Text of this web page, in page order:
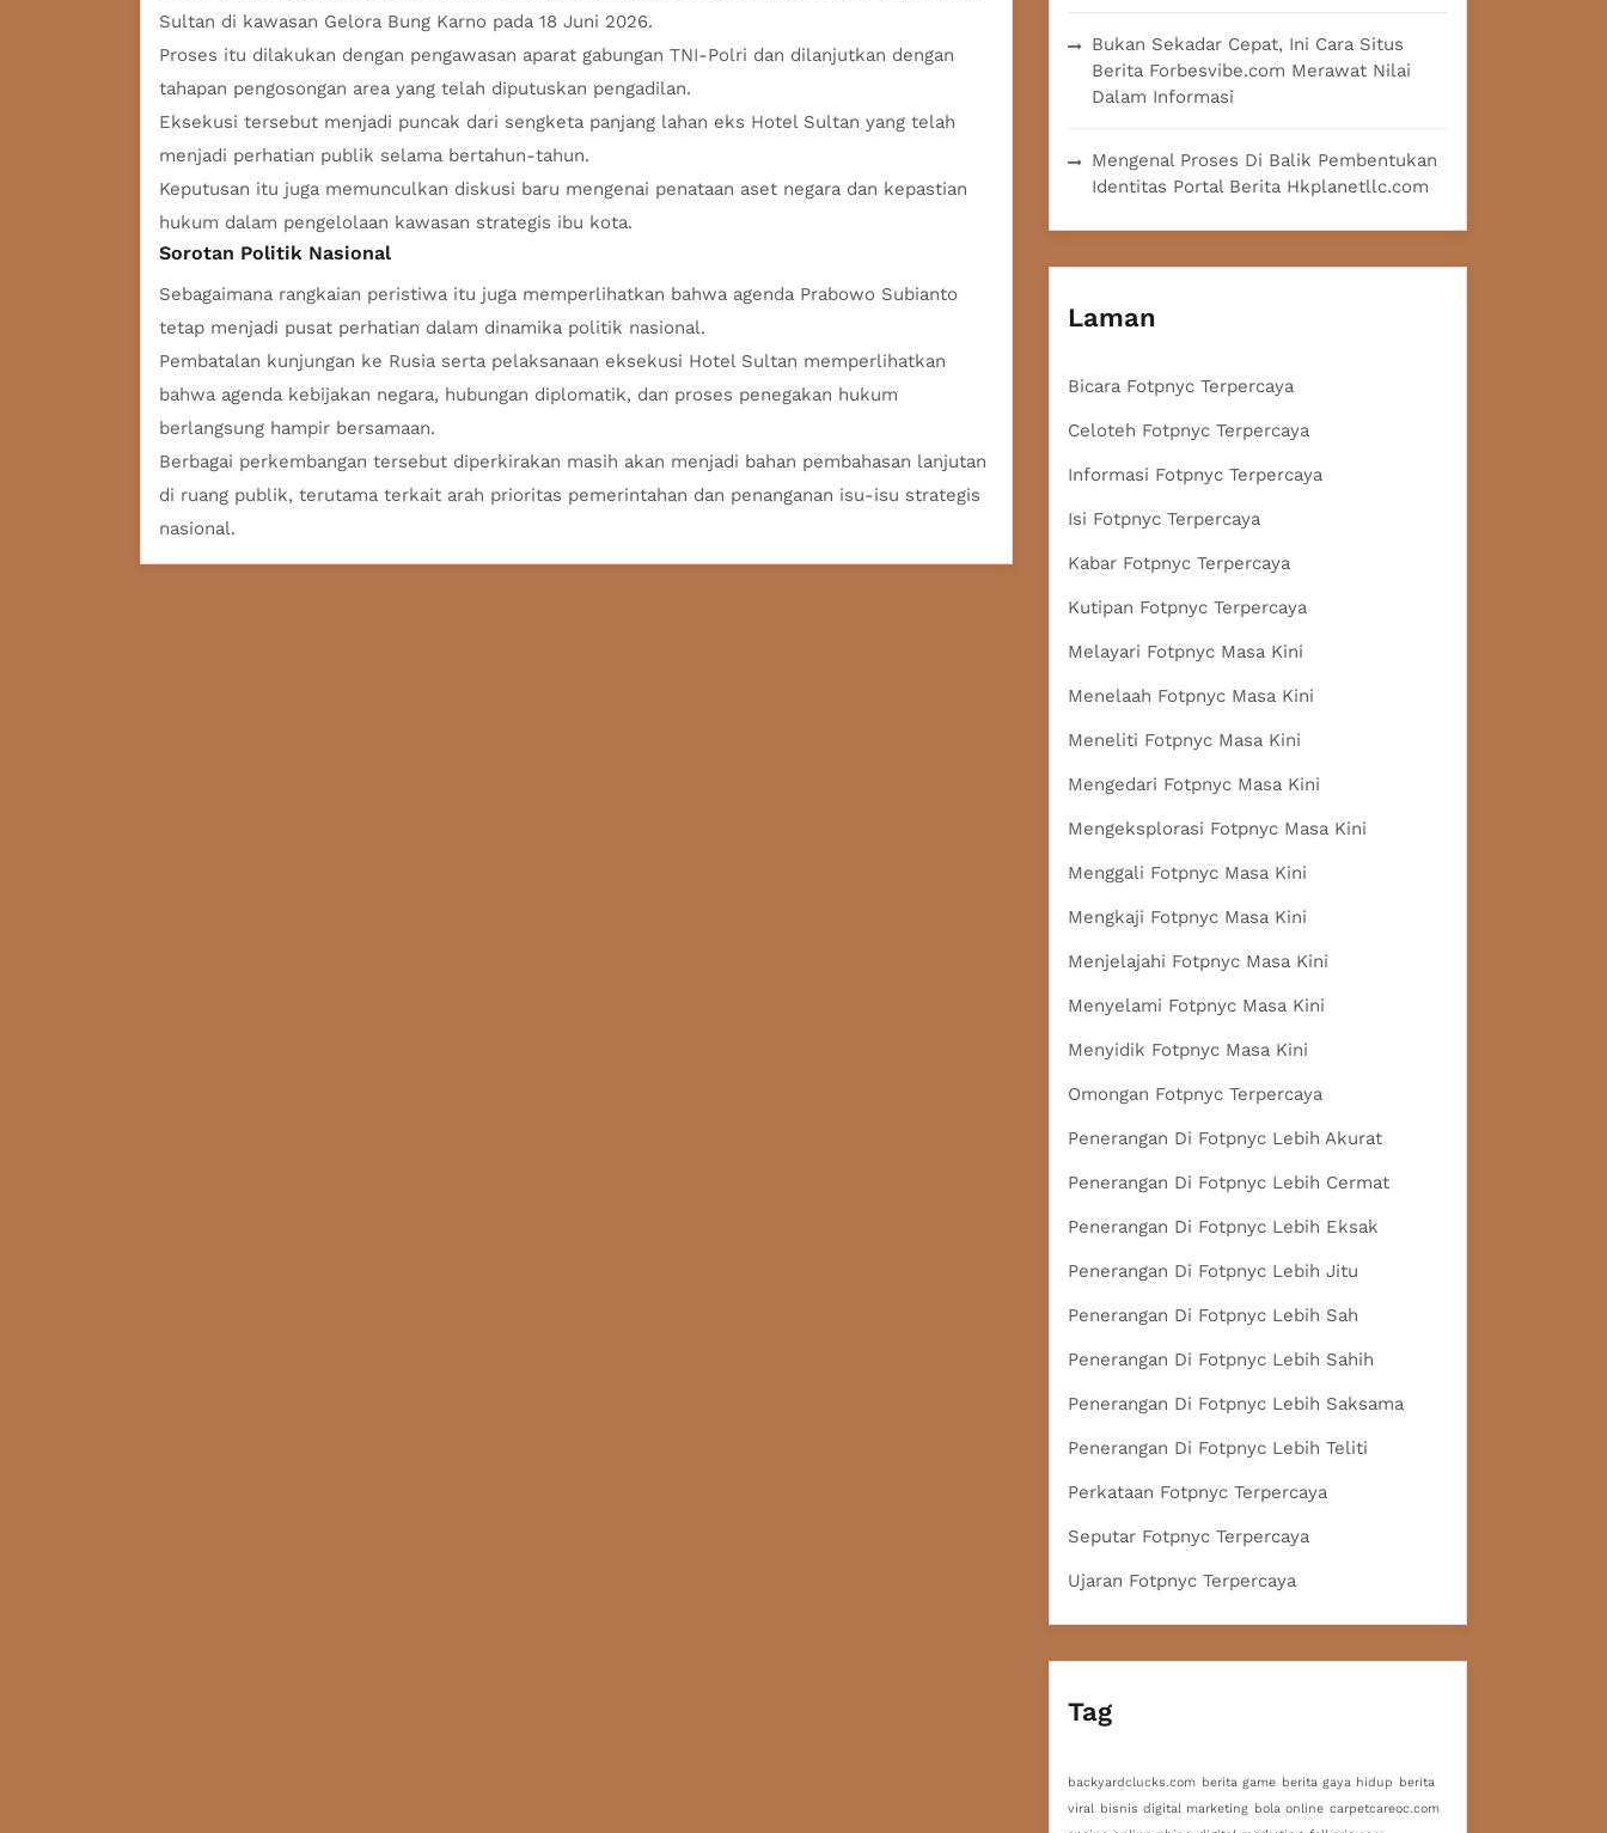
Sultan di kawasan Gelora Bung Karno pada 18 Juni 2026.
Proses itu dilakukan dengan pengawasan aparat gabungan TNI-Polri dan dilanjutkan dengan
tahapan pengosongan area yang telah diputuskan pengadilan.
Eksekusi tersebut menjadi puncak dari sengketa panjang lahan eks Hotel Sultan yang telah
menjadi perhatian publik selama bertahun-tahun.
Keputusan itu juga memunculkan diskusi baru mengenai penataan aset negara dan kepastian
hukum dalam pengelolaan kawasan strategis ibu kota.
Sorotan Politik Nasional
Sebagaimana rangkaian peristiwa itu juga memperlihatkan bahwa agenda Prabowo Subianto
tetap menjadi pusat perhatian dalam dinamika politik nasional.
Pembatalan kunjungan ke Rusia serta pelaksanaan eksekusi Hotel Sultan memperlihatkan
bahwa agenda kebijakan negara, hubungan diplomatik, dan proses penegakan hukum
berlangsung hampir bersamaan.
Berbagai perkembangan tersebut diperkirakan masih akan menjadi bahan pembahasan lanjutan
di ruang publik, terutama terkait arah prioritas pemerintahan dan penanganan isu-isu strategis
nasional.
Bukan Sekadar Cepat, Ini Cara Situs
Berita Forbesvibe.com Merawat Nilai
Dalam Informasi
Mengenal Proses Di Balik Pembentukan
Identitas Portal Berita Hkplanetllc.com
Laman
Bicara Fotpnyc Terpercaya
Celoteh Fotpnyc Terpercaya
Informasi Fotpnyc Terpercaya
Isi Fotpnyc Terpercaya
Kabar Fotpnyc Terpercaya
Kutipan Fotpnyc Terpercaya
Melayari Fotpnyc Masa Kini
Menelaah Fotpnyc Masa Kini
Meneliti Fotpnyc Masa Kini
Mengedari Fotpnyc Masa Kini
Mengeksplorasi Fotpnyc Masa Kini
Menggali Fotpnyc Masa Kini
Mengkaji Fotpnyc Masa Kini
Menjelajahi Fotpnyc Masa Kini
Menyelami Fotpnyc Masa Kini
Menyidik Fotpnyc Masa Kini
Omongan Fotpnyc Terpercaya
Penerangan Di Fotpnyc Lebih Akurat
Penerangan Di Fotpnyc Lebih Cermat
Penerangan Di Fotpnyc Lebih Eksak
Penerangan Di Fotpnyc Lebih Jitu
Penerangan Di Fotpnyc Lebih Sah
Penerangan Di Fotpnyc Lebih Sahih
Penerangan Di Fotpnyc Lebih Saksama
Penerangan Di Fotpnyc Lebih Teliti
Perkataan Fotpnyc Terpercaya
Seputar Fotpnyc Terpercaya
Ujaran Fotpnyc Terpercaya
Tag
backyardclucks.com berita game berita gaya hidup berita
viral bisnis digital marketing bola online carpetcareoc.com